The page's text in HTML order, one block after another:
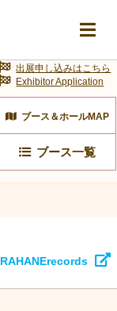
ブース＆ホールMAP
ブース一覧
出展申し込みはこちら
Exhibitor Application